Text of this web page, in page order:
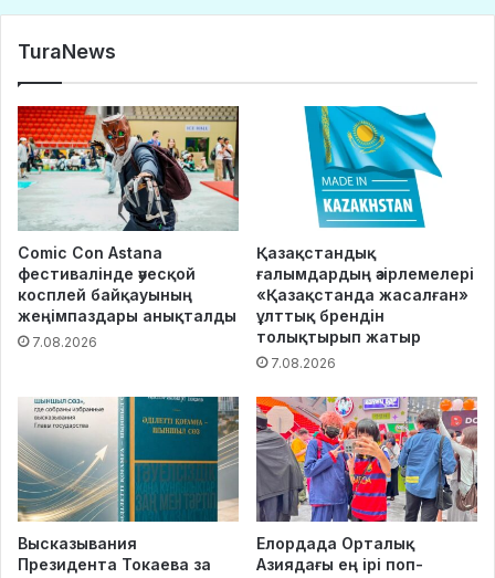
TuraNews
Comic Con Astana
фестивалінде әуесқой
косплей байқауының
жеңімпаздары анықталды
7.08.2026
Қазақстандық
ғалымдардың әзірлемелері
«Қазақстанда жасалған»
ұлттық брендін
толықтырып жатыр
7.08.2026
Высказывания
Президента Токаева за
Елордада Орталық
Азиядағы ең ірі поп-